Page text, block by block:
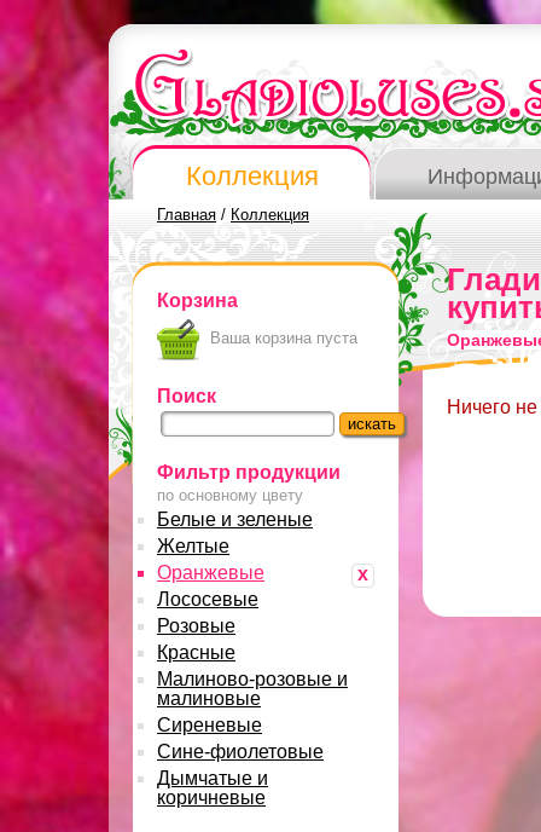
Коллекция
Главная / Коллекция
Корзина
Ваша корзина пуста
Поиск
Фильтр продукции
по основному цвету
Белые и зеленые
Желтые
x
Оранжевые
Лососевые
Розовые
Красные
Малиново-розовые и
малиновые
Сиреневые
Сине-фиолетовые
Дымчатые и
коричневые
Ничего